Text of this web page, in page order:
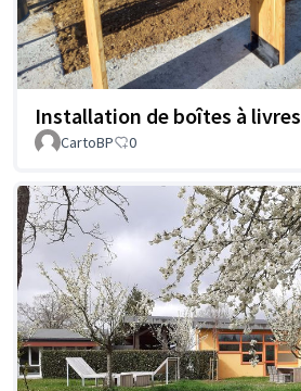
Installation de boîtes à livres
CartoBP 0